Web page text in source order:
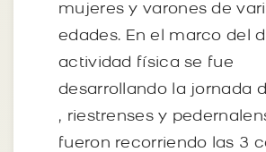
mujeres y varones de
edades. En el marco del
actividad física se fue
desarrollando la jornada
, riestrenses y
fueron recorriendo las 3